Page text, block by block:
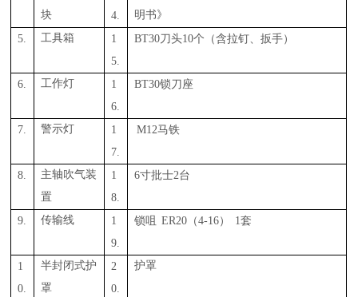
块
4.
明书》
5.
工具箱
1
5.
BT30刀头10个（含拉钉、扳手）
6. 工作灯
1
6.
BT30锁刀座
7. 警示灯
1
7.
M12马铁
8.
主轴吹气装
置
1
8.
6寸批士2台
9. 传输线
1
9.
锁咀 ER20（4-16） 1套
1
0.
半封闭式护
罩
2
0.
护罩